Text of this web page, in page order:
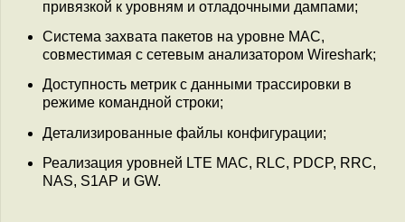
привязкой к уровням и отладочными дампами;
Cистема захвата пакетов на уровне MAC,
совместимая с сетевым анализатором Wireshark;
Доступность метрик с данными трассировки в
режиме командной строки;
Детализированные файлы конфигурации;
Реализация уровней LTE MAC, RLC, PDCP, RRC,
NAS, S1AP и GW.